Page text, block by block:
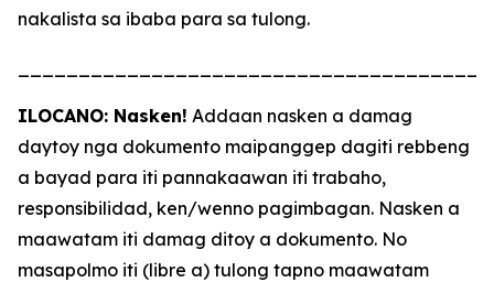
nakalista sa ibaba para sa tulong.
ILOCANO: Nasken! Addaan nasken a damag
daytoy nga dokumento maipanggep dagiti rebbeng
a bayad para iti pannakaawan iti trabaho,
responsibilidad, ken/wenno pagimbagan. Nasken a
maawatam iti damag ditoy a dokumento. No
masapolmo iti (libre a) tulong tapno maawatam